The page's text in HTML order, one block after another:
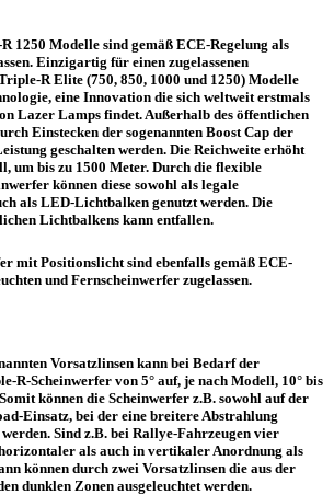
1250 Modelle sind gemäß ECE-Regelung als
Einzigartig für einen zugelassenen
R Elite (750, 850, 1000 und 1250) Modelle
eine Innovation die sich weltweit erstmals
Lazer Lamps findet. Außerhalb des öffentlichen
Einstecken der sogenannten Boost Cap der
geschalten werden. Die Reichweite erhöht
um bis zu 1500 Meter. Durch die flexible
können diese sowohl als legale
als LED-Lichtbalken genutzt werden. Die
Lichtbalkens kann entfallen.
mit Positionslicht sind ebenfalls gemäß ECE-
und Fernscheinwerfer zugelassen.
Vorsatzlinsen kann bei Bedarf der
R-Scheinwerfer von 5° auf, je nach Modell, 10° bis
können die Scheinwerfer z.B. sowohl auf der
Einsatz, bei der eine breitere Abstrahlung
Sind z.B. bei Rallye-Fahrzeugen vier
als auch in vertikaler Anordnung als
können durch zwei Vorsatzlinsen die aus der
dunklen Zonen ausgeleuchtet werden.